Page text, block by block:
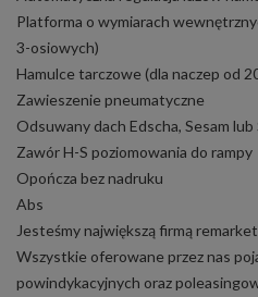
Platforma o wymiarach
3-osiowych)
Hamulce tarczowe (dla naczep od
Zawieszenie pneumatyczne
Odsuwany dach Edscha, Sesam lub
Zawór H-S poziomowania do rampy
Opończa bez nadruku
Abs
Jesteśmy największą firmą
Wszystkie oferowane przez nas
powindykacyjnych oraz